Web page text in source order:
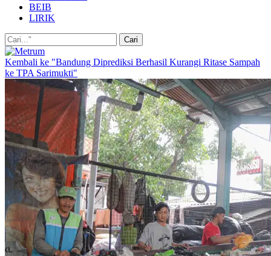
BEIB
LIRIK
Kembali ke "Bandung Diprediksi Berhasil Kurangi Ritase Sampah
ke TPA Sarimukti"